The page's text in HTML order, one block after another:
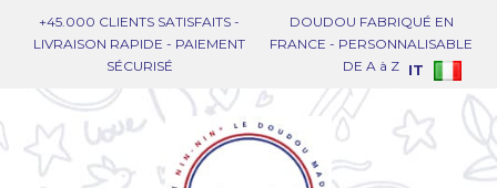
+45.000 CLIENTS SATISFAITS -
LIVRAISON RAPIDE - PAIEMENT
SÉCURISÉ
DOUDOU FABRIQUÉ EN
FRANCE - PERSONNALISABLE
DE A à Z IT